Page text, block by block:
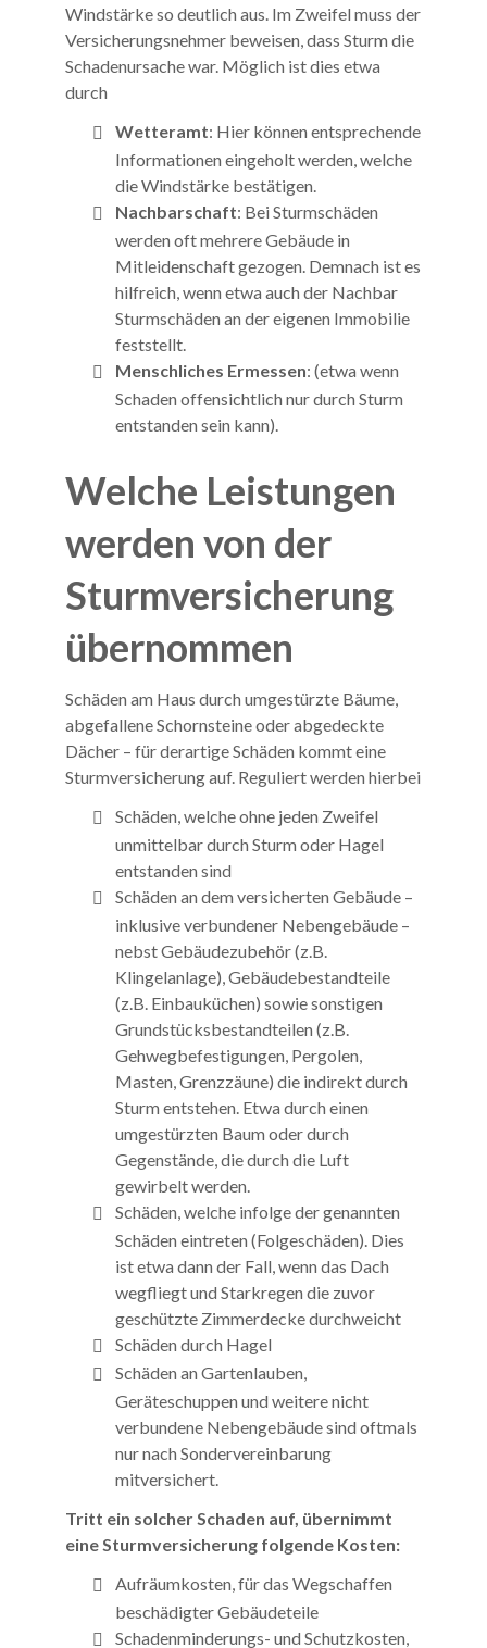
Windstärke so deutlich aus. Im Zweifel muss der
Versicherungsnehmer beweisen, dass Sturm die
Schadenursache war. Möglich ist dies etwa
durch
Wetteramt: Hier können entsprechende
Informationen eingeholt werden, welche
die Windstärke bestätigen.
Nachbarschaft: Bei Sturmschäden
werden oft mehrere Gebäude in
Mitleidenschaft gezogen. Demnach ist es
hilfreich, wenn etwa auch der Nachbar
Sturmschäden an der eigenen Immobilie
feststellt.
Menschliches Ermessen: (etwa wenn
Schaden offensichtlich nur durch Sturm
entstanden sein kann).
Welche Leistungen
werden von der
Sturmversicherung
übernommen
Schäden am Haus durch umgestürzte Bäume,
abgefallene Schornsteine oder abgedeckte
Dächer – für derartige Schäden kommt eine
Sturmversicherung auf. Reguliert werden hierbei
Schäden, welche ohne jeden Zweifel
unmittelbar durch Sturm oder Hagel
entstanden sind
Schäden an dem versicherten Gebäude –
inklusive verbundener Nebengebäude –
nebst Gebäudezubehör (z.B.
Klingelanlage), Gebäudebestandteile
(z.B. Einbauküchen) sowie sonstigen
Grundstücksbestandteilen (z.B.
Gehwegbefestigungen, Pergolen,
Masten, Grenzzäune) die indirekt durch
Sturm entstehen. Etwa durch einen
umgestürzten Baum oder durch
Gegenstände, die durch die Luft
gewirbelt werden.
Schäden, welche infolge der genannten
Schäden eintreten (Folgeschäden). Dies
ist etwa dann der Fall, wenn das Dach
wegfliegt und Starkregen die zuvor
geschützte Zimmerdecke durchweicht
Schäden durch Hagel
Schäden an Gartenlauben,
Geräteschuppen und weitere nicht
verbundene Nebengebäude sind oftmals
nur nach Sondervereinbarung
mitversichert.
Tritt ein solcher Schaden auf, übernimmt
eine Sturmversicherung folgende Kosten:
Aufräumkosten, für das Wegschaffen
beschädigter Gebäudeteile
Schadenminderungs- und Schutzkosten,